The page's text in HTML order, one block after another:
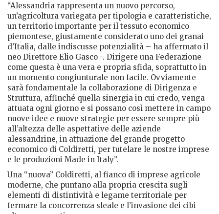
“Alessandria rappresenta un nuovo percorso,
un’agricoltura variegata per tipologia e caratteristiche,
un territorio importante per il tessuto economico
piemontese, giustamente considerato uno dei granai
d’Italia, dalle indiscusse potenzialità – ha affermato il
neo Direttore Elio Gasco -. Dirigere una Federazione
come questa è una vera e propria sfida, soprattutto in
un momento congiunturale non facile. Ovviamente
sarà fondamentale la collaborazione di Dirigenza e
Struttura, affinché quella sinergia in cui credo, venga
attuata ogni giorno e si possano così mettere in campo
nuove idee e nuove strategie per essere sempre più
all’altezza delle aspettative delle aziende
alessandrine, in attuazione del grande progetto
economico di Coldiretti, per tutelare le nostre imprese
e le produzioni Made in Italy”.
Una “nuova” Coldiretti, al fianco di imprese agricole
moderne, che puntano alla propria crescita sugli
elementi di distintività e legame territoriale per
fermare la concorrenza sleale e l’invasione dei cibi